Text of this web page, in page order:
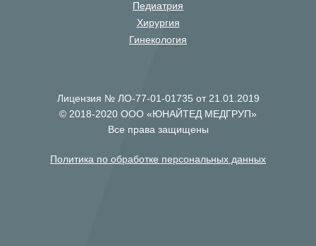
Педиатрия
Хирургия
Гинекология
Лицензия № ЛО-77-01-01735 от 21.01.2019
© 2018-2020 ООО «ЮНАЙТЕД МЕДГРУП»
Все права защищены
Политика по обработке персональных данных